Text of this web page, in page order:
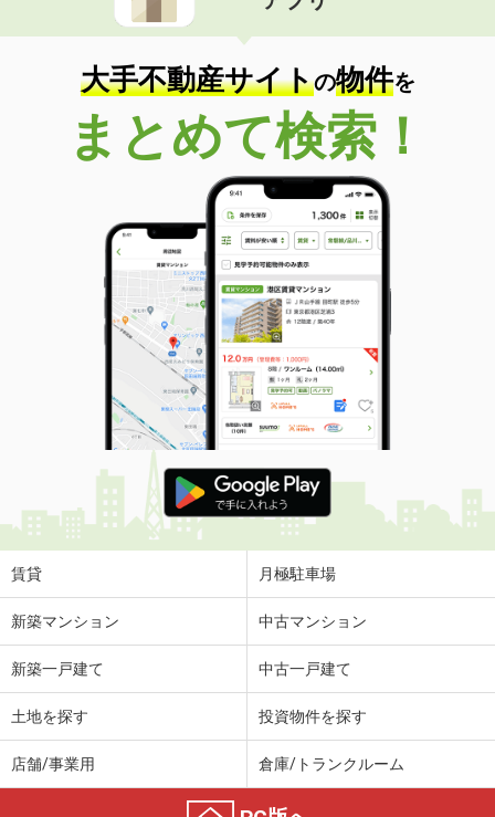
大手不動産サイトの物件を
まとめて検索！
賃貸 月極駐車場
新築マンション 中古マンション
新築一戸建て 中古一戸建て
土地を探す 投資物件を探す
店舗/事業用 倉庫/トランクルーム